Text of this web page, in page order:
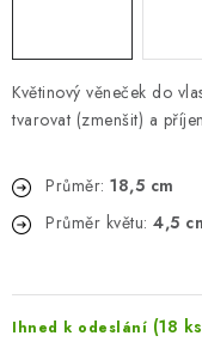
Květinový věneček do
tvarovat (zmenšit) a
Průměr: 18,5 cm
Průměr květu: 4,5
Ihned k odeslání (18